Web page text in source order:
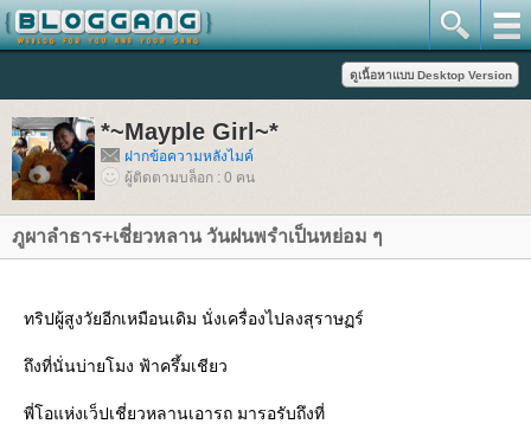
*~Mayple Girl~*
ฝากข้อความหลังไมค์
ผู้ติดตามบล็อก : 0 คน
ภูผาลำธาร+เชี่ยวหลาน วันฝนพรำเป็นหย่อม ๆ
ทริปผู้สูงวัยอีกเหมือนเดิม นั่งเครื่องไปลงสุราษฏร์
ถึงที่นั่นบ่ายโมง ฟ้าครึ้มเชียว
พี่โอแห่งเว็ปเชี่ยวหลานเอารถ มารอรับถึงที่